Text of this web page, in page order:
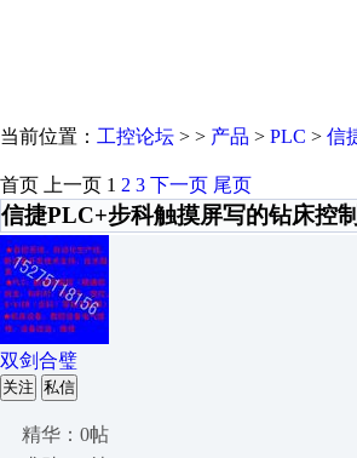
当前位置： 工控论坛 > > 产品 > PLC > 信
首页 上一页 1 2 3 下一页 尾页
信捷PLC+步科触摸屏写的钻床控
双剑合璧
关注 私信
精华：0帖